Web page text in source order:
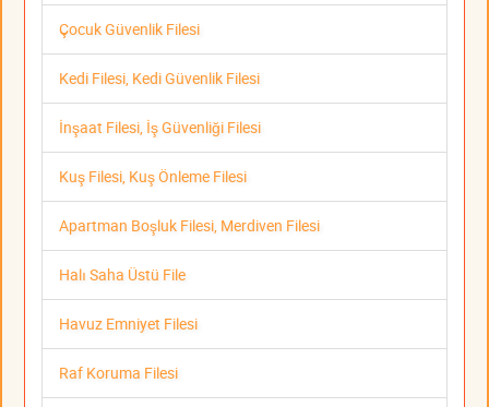
Çocuk Güvenlik Filesi
Kedi Filesi, Kedi Güvenlik Filesi
İnşaat Filesi, İş Güvenliği Filesi
Kuş Filesi, Kuş Önleme Filesi
Apartman Boşluk Filesi, Merdiven Filesi
Halı Saha Üstü File
Havuz Emniyet Filesi
Raf Koruma Filesi